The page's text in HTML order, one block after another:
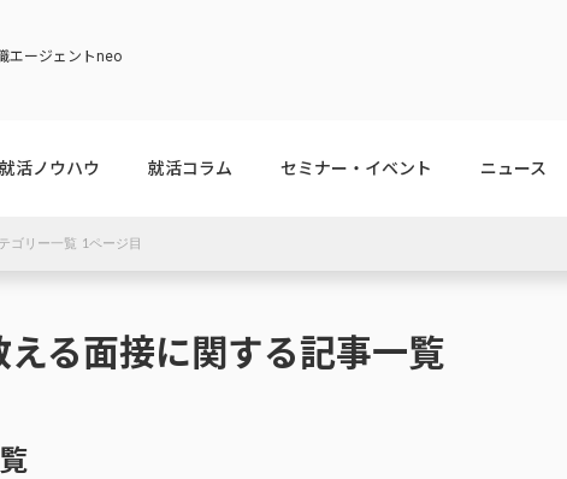
エージェントneo
就活ノウハウ 就活コラム セミナー・イベント ニュース
ゴリー一覧 1ページ目
る面接に関する記事一覧